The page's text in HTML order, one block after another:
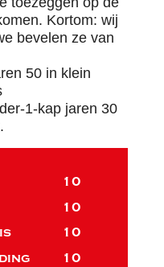
Kortom: wij
bevelen ze van
50 in klein
1-kap jaren 30
10
10
10
10